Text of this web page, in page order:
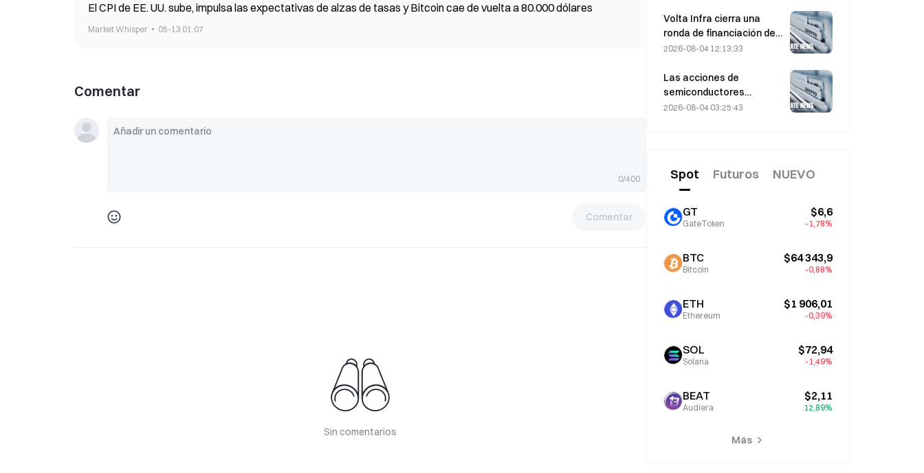
El CPI de EE. UU. sube, impulsa las expectativas de alzas de tasas y Bitcoin cae de vuelta a 80.000 dólares
Market Whisper 05-13 01:07
Comentar
0/400
Comentar
Sin comentarios
modelos de IA en las
últimas pruebas
comparativas
Volta Infra cierra una
ronda de financiación de
Serie A de $300M , con
millones de dólares,
liderada por a16z y
Altimeter
2026-08-04 12:13:33
Las acciones de
semiconductores
repuntan tras las ventas
SanDisk, en el punto de
mira
2026-08-04 03:25:43
Spot Futuros NUEVO
GT
GateToken
$6,6
-1,78%
BTC
Bitcoin
$64 343,9
-0,88%
ETH
Ethereum
$1 906,01
-0,39%
SOL
Solana
$72,94
-1,49%
BEAT
Audiera
$2,11
12,89%
Más